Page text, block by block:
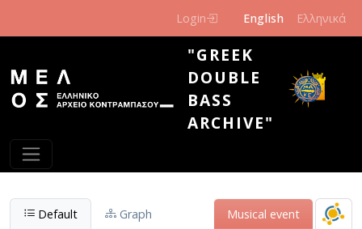
Login English Ελληνικά
"GREEK
DOUBLE
BASS
ARCHIVE"
Default Graph Μusical event